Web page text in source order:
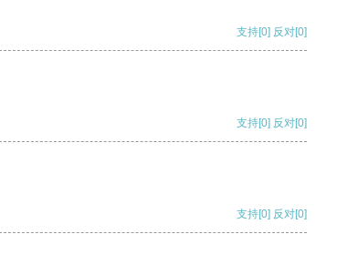
支持[0] 反对[0]
支持[0] 反对[0]
支持[0] 反对[0]